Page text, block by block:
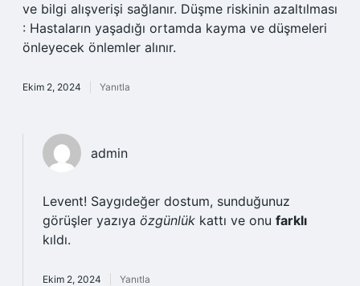
ve bilgi alışverişi sağlanır. Düşme riskinin azaltılması
: Hastaların yaşadığı ortamda kayma ve düşmeleri
önleyecek önlemler alınır.
Ekim 2, 2024 Yanıtla
admin
Levent! Saygıdeğer dostum, sunduğunuz
görüşler yazıya özgünlük kattı ve onu farklı
kıldı.
Ekim 2, 2024 Yanıtla